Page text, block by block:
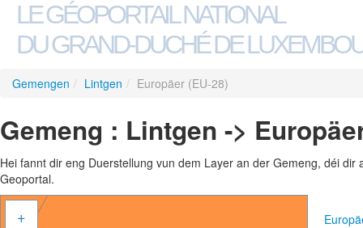
LE GÉOPORTAIL NATIONAL
DU GRAND-DUCHÉ DE
Gemengen / Lintgen / Europäer (EU-28)
Gemeng : Lintgen ->
Hei fannt dir eng Duerstellung vun dem Layer an der Gemeng, déi
Geoportal.
+